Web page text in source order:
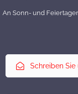
An Sonn- und
Schreiben Sie